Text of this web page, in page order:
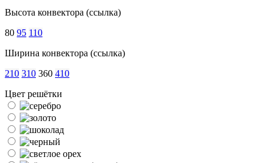
Высота конвектора (ссылка)
80 95 110
Ширина конвектора (ссылка)
210 310 360 410
Цвет решётки